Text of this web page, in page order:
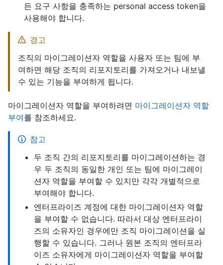
든 요구 사항을 충족하는 personal access token을
사용해야 합니다.
경고
조직의 마이그레이션자 역할을 사용자 또는 팀에 부
여하면 해당 조직의 리포지토리를 가져오거나 내보낼
수 있는 기능을 부여하게 됩니다.
마이그레이션자 역할을 부여하려면 마이그레이션자 역할
부여를 참조하세요.
참고
두 조직 간의 리포지토리를 마이그레이션하는 경
우 두 조직의 동일한 개인 또는 팀에 마이그레이
션자 역할을 부여할 수 있지만 각각 개별적으로
부여해야 합니다.
엔터프라이즈 계정에 대한 마이그레이션자 역할
을 부여할 수 없습니다. 따라서 대상 엔터프라이
즈의 소유자인 경우에만 조직 마이그레이션을 실
행할 수 있습니다. 그러나 원본 조직의 엔터프라
이즈 소유자에게 마이그레이션자 역할을 부여할